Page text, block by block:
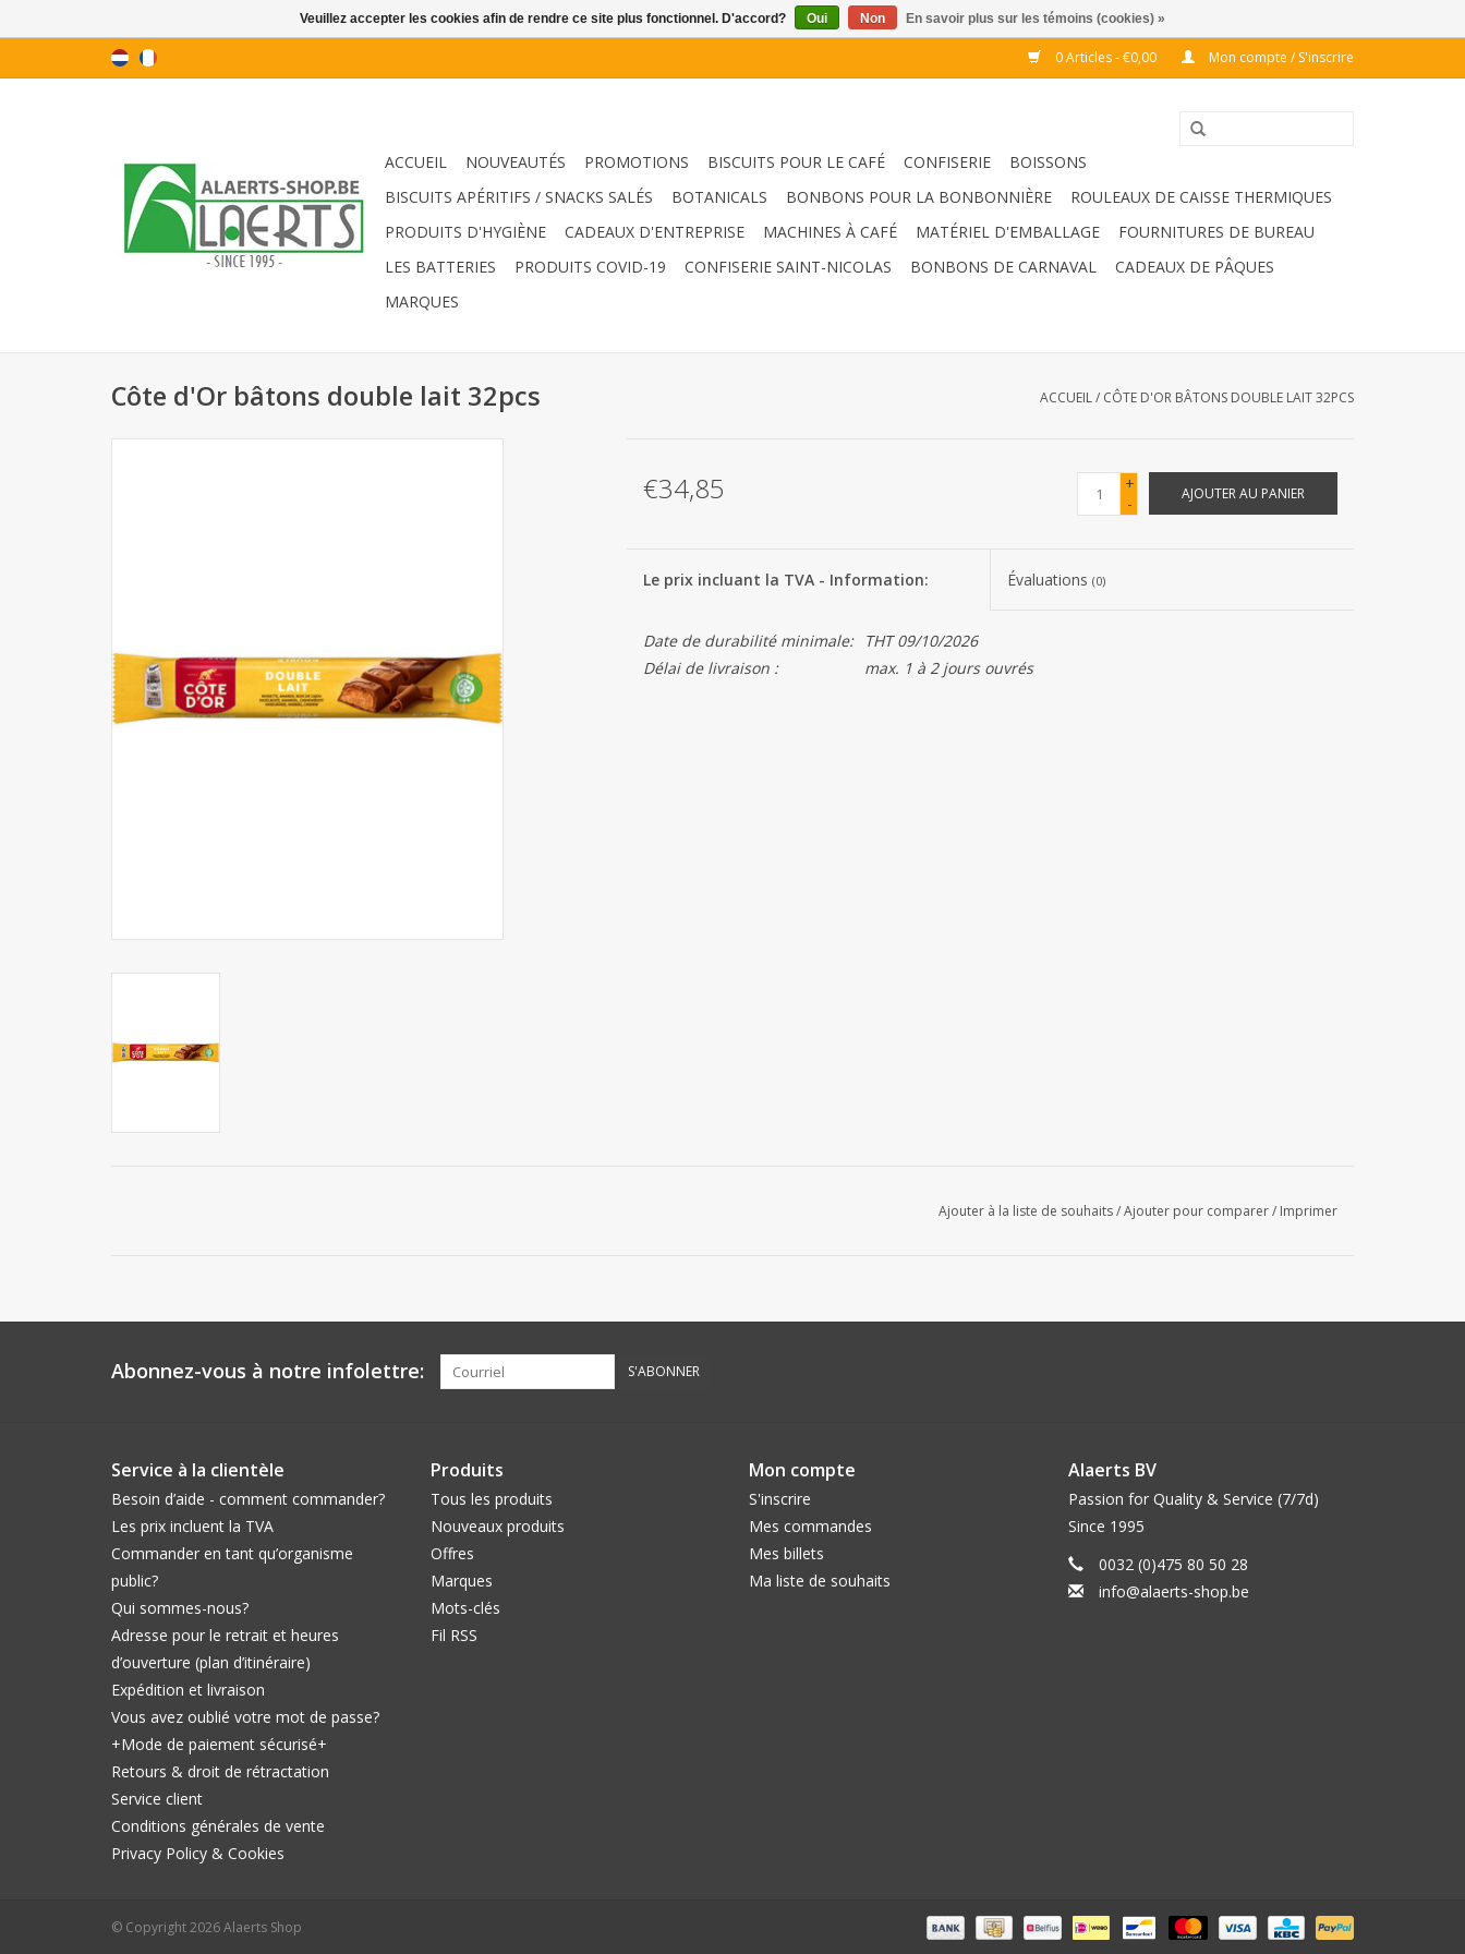
0 Articles - €0,00 Mon compte / S'inscrire
ACCUEIL NOUVEAUTÉS PROMOTIONS BISCUITS POUR LE CAFÉ CONFISERIE
BOISSONS
BISCUITS APÉRITIFS / SNACKS SALÉS
BOTANICALS BONBONS POUR LA BONBONNIÈRE
ROULEAUX DE CAISSE THERMIQUES
PRODUITS D'HYGIÈNE
CADEAUX D'ENTREPRISE MACHINES À CAFÉ MATÉRIEL D'EMBALLAGE
FOURNITURES DE BUREAU
LES BATTERIES
PRODUITS COVID-19 CONFISERIE SAINT-NICOLAS BONBONS DE CARNAVAL
CADEAUX DE PÂQUES
MARQUES
Côte d'Or bâtons double lait 32pcs ACCUEIL/ CÔTE D'OR BÂTONS DOUBLE LAIT 32PCS
€34,85
+
-
AJOUTER AU PANIER
Le prix incluant la TVA - Information: Évaluations(0)
Date de durabilité minimale:
THT 09/10/2026
Délai de livraison :
max. 1 à 2 jours ouvrés
Ajouter à la liste de souhaits/Ajouter pour comparer/ Imprimer
Abonnez-vous à notre infolettre: S'ABONNER
Service à la clientèle
Besoin d’aide - comment commander?
Les prix incluent la TVA
Commander en tant qu’organisme
public?
Qui sommes-nous?
Adresse pour le retrait et heures
d’ouverture (plan d’itinéraire)
Expédition et livraison
Vous avez oublié votre mot de passe?
+Mode de paiement sécurisé+
Retours & droit de rétractation
Service client
Conditions générales de vente
Privacy Policy & Cookies
Produits
Tous les produits
Nouveaux produits
Offres
Marques
Mots-clés
Fil RSS
Mon compte
S'inscrire
Mes commandes
Mes billets
Ma liste de souhaits
Alaerts BV
Passion for Quality & Service (7/7d)
Since 1995
0032 (0)475 80 50 28
info@alaerts-shop.be
© Copyright 2026 Alaerts Shop
Veuillez accepter les cookies afin de rendre ce site plus fonctionnel. D'accord? Oui Non En savoir plus sur les témoins (cookies) »